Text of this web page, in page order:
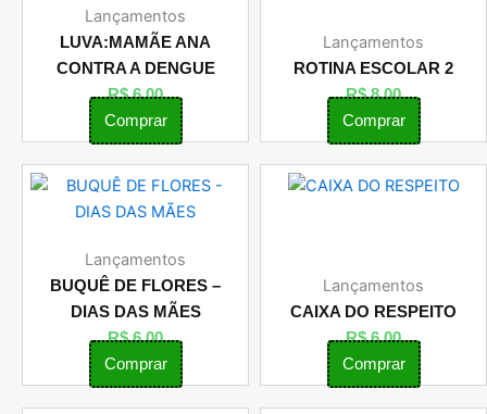
Lançamentos
LUVA:MAMÃE ANA
CONTRA A DENGUE
R$6,00
Comprar
Lançamentos
ROTINA ESCOLAR 2
R$8,00
Comprar
Lançamentos
BUQUÊ DE FLORES –
DIAS DAS MÃES
R$6,00
Comprar
Lançamentos
CAIXA DO RESPEITO
R$6,00
Comprar